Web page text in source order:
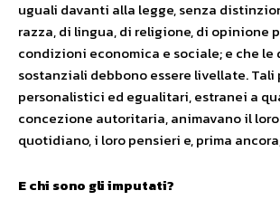
uguali davanti alla legge, senza
razza, di lingua, di religione, di opinione
condizioni economica e sociale; e che
sostanziali debbono essere livellate.
personalistici ed egualitari, estranei a
concezione autoritaria, animavano il
quotidiano, i loro pensieri e, prima
E chi sono gli imputati?